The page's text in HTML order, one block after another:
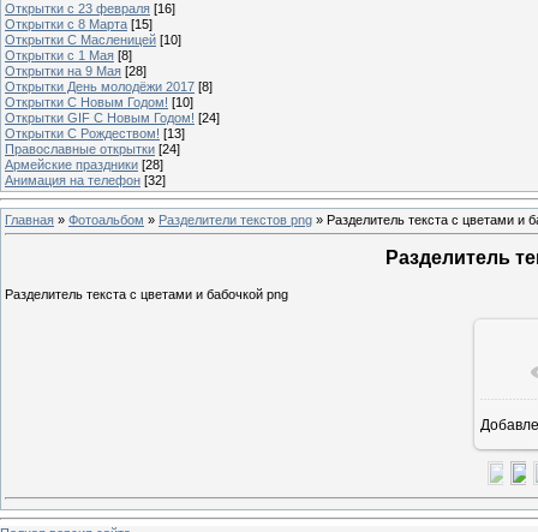
Открытки с 23 февраля [16]
Открытки с 8 Марта [15]
Открытки С Масленицей [10]
Открытки с 1 Мая [8]
Открытки на 9 Мая [28]
Открытки День молодёжи 2017 [8]
Открытки С Новым Годом! [10]
Открытки GIF С Новым Годом! [24]
Открытки С Рождеством! [13]
Православные открытки [24]
Армейские праздники [28]
Анимация на телефон [32]
Главная » Фотоальбом » Разделители текстов png » Разделитель текста с цветами и
Разделитель
Разделитель текста с цветами и бабочкой png